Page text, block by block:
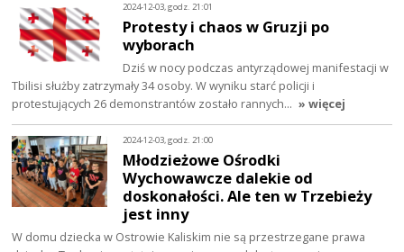
2024-12-03, godz. 21:01
Protesty i chaos w Gruzji po
wyborach
Dziś w nocy podczas antyrządowej manifestacji w
Tbilisi służby zatrzymały 34 osoby. W wyniku starć policji i
protestujących 26 demonstrantów zostało rannych… » więcej
2024-12-03, godz. 21:00
Młodzieżowe Ośrodki
Wychowawcze dalekie od
doskonałości. Ale ten w Trzebieży
jest inny
W domu dziecka w Ostrowie Kaliskim nie są przestrzegane prawa